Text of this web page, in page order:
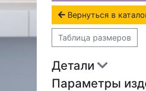
Вернуться в
Таблица размеров
Детали
Параметры